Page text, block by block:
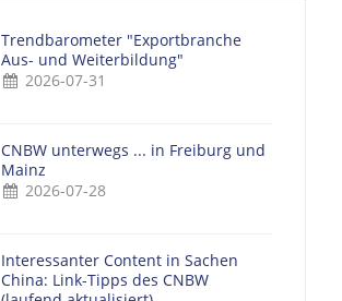
Trendbarometer "Exportbranche
Aus- und Weiterbildung"
2026-07-31
CNBW unterwegs ... in Freiburg und
Mainz
2026-07-28
Interessanter Content in Sachen
China: Link-Tipps des CNBW